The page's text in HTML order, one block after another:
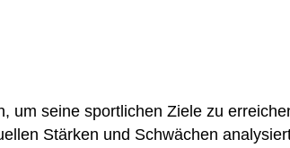
um seine sportlichen Ziele zu
Stärken und Schwächen